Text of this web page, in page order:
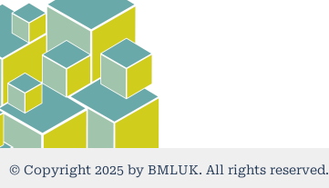
© Copyright 2025 by BMLUK. All rights reserved.